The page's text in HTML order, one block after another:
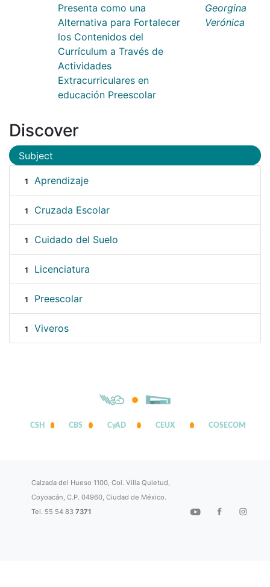
Presenta como una
Alternativa para Fortalecer
los Contenidos del
Currículum a Través de
Actividades
Extracurriculares en
educación Preescolar
Georgina
Verónica
Discover
Subject
1 Aprendizaje
1 Cruzada Escolar
1 Cuidado del Suelo
1 Licenciatura
1 Preescolar
1 Viveros
CSH CBS CyAD CEUX COSECOM
Calzada del Hueso 1100, Col. Villa Quietud,
Coyoacán, C.P. 04960, Ciudad de México.
Tel. 55 54 837371